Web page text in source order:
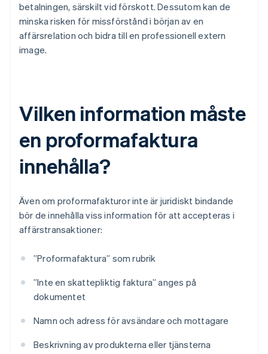
betalningen, särskilt vid förskott. Dessutom kan de
minska risken för missförstånd i början av en
affärsrelation och bidra till en professionell extern
image.
Vilken information måste
en proformafaktura
innehålla?
Även om proformafakturor inte är juridiskt bindande
bör de innehålla viss information för att accepteras i
affärstransaktioner:
”Proformafaktura” som rubrik
”Inte en skattepliktig faktura” anges på
dokumentet
Namn och adress för avsändare och mottagare
Beskrivning av produkterna eller tjänsterna